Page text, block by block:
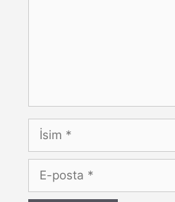
İsim
posta